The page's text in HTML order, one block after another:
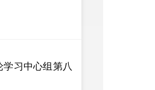
习中心组第八